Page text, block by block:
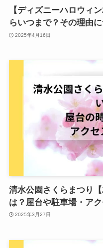
【ディズニーハロウィ
らいつまで？その理由
2025年4月16日
清水公園さくらまつり
は？屋台や駐車場・アク
2025年3月27日